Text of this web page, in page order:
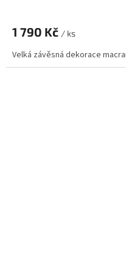
1 790 Kč / ks
Velká závěsná dekorace